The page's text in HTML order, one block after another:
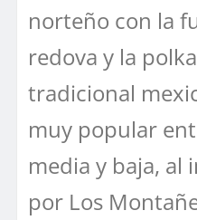
norteño con la
redova y la
tradicional
muy popular
media y baja,
por Los